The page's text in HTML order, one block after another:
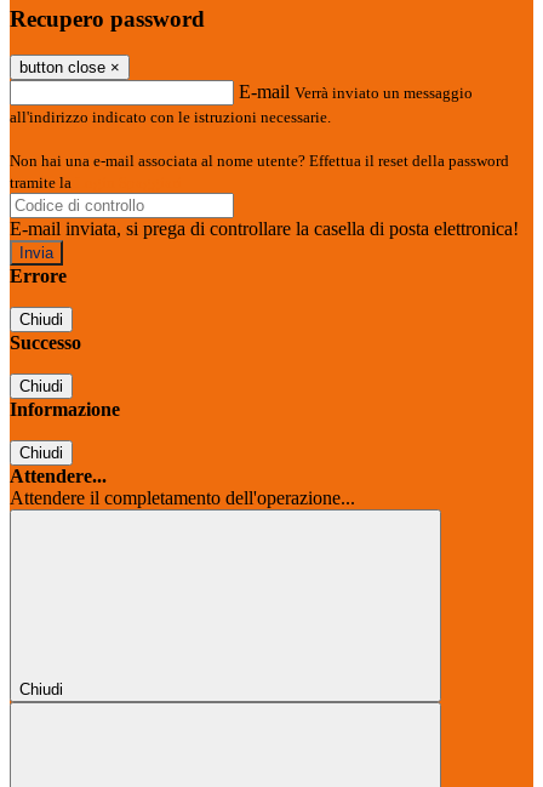
Recupero password
button close ×
E-mail Verrà inviato un messaggio
all'indirizzo indicato con le istruzioni necessarie.
Non hai una e-mail associata al nome utente? Effettua il reset della password
tramite la
E-mail inviata, si prega di controllare la casella di posta elettronica!
Errore
Chiudi
Successo
Chiudi
Informazione
Chiudi
Attendere...
Attendere il completamento dell'operazione...
Chiudi